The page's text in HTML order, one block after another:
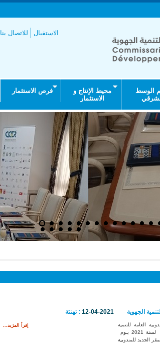
للاتصال بنا الاستقبال
الوسط
محيط الإنتاج و
الاستثمار
فرص الاستثمار
الجهوية
العامة للتنمية
الجهوية في دورته الأولى لسنة 2021 يـوم
30 أفريل 2021 بالمقر الجديد للمندوبية
12-04-2021 : تهنئة
إقرأ المزيد...